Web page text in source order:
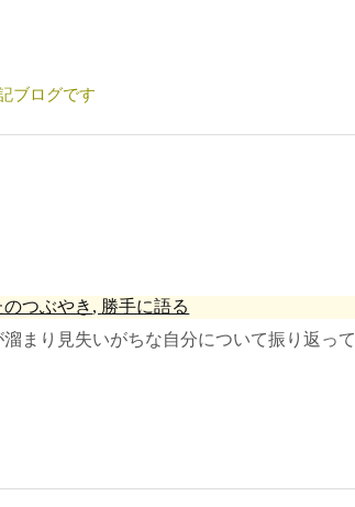
ブログです
つぶやき , 勝手に語る
まり見失いがちな自分について振り返って